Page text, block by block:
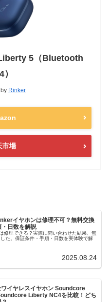
5（Bluetooth
Rinker
市場
イヤホンは修理不可？無料交換
日数を解説
修理できる？実際に問い合わせた結果、無
た。保証条件・手順・日数を実体験で解
2025.08.24
イヤレスイヤホン Soundcore
Liberty NC4を比較！どち